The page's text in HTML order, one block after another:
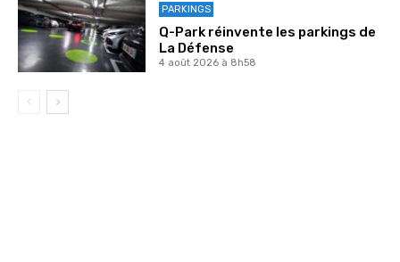
PARKINGS
Q-Park réinvente les parkings de
La Défense
4 août 2026 à 8h58